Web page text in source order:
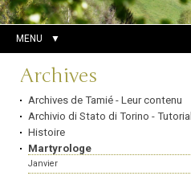
MENU
Navigation
Archives
Archives de Tamié - Leur contenu
Archivio di Stato di Torino - Tutorial
Histoire
Martyrologe
Janvier